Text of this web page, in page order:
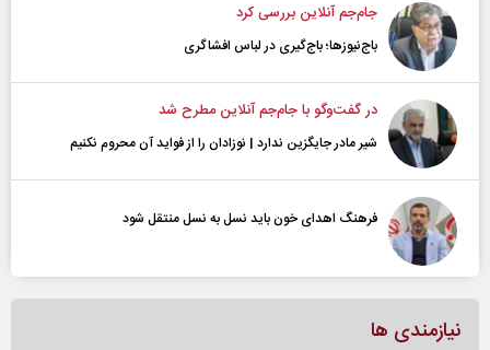
جام‌جم آنلاین بررسی کرد
باج‌نیوزها؛ باج‌گیری در لباس افشاگری
در گفت‌و‌گو با جام‌جم آنلاین مطرح شد
شیر مادر جایگزین ندارد | نوزادان را از فواید آن محروم نکنیم
فرهنگ اهدای خون باید نسل به نسل منتقل شود
نیازمندی ها